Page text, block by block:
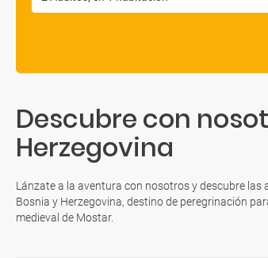
Descubre con
Herzegovina
Lánzate a la aventura con nosotros y descubre las
Bosnia y Herzegovina, destino de peregrinación
medieval de Mostar.